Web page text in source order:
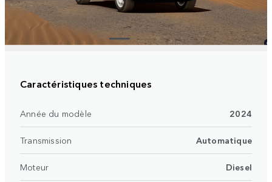
Caractéristiques techniques
Année du modèle 2024
Transmission Automatique
Moteur Diesel